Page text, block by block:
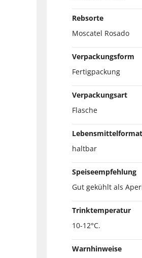
Rebsorte
Moscatel Rosado
Verpackungsform
Fertigpackung
Verpackungsart
Flasche
Lebensmittelformat
haltbar
Speiseempfehlung
Gut gekühlt als
Trinktemperatur
10-12°C.
Warnhinweise